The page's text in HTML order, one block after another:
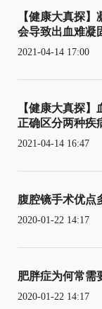
【健康大真探
会导致出血难凝
2021-04-14 17:00
【健康大真探
正确区分两种疾
2021-04-14 16:47
腹腔镜手术优点
2020-01-22 14:17
肥胖症为何常需
2020-01-22 14:17